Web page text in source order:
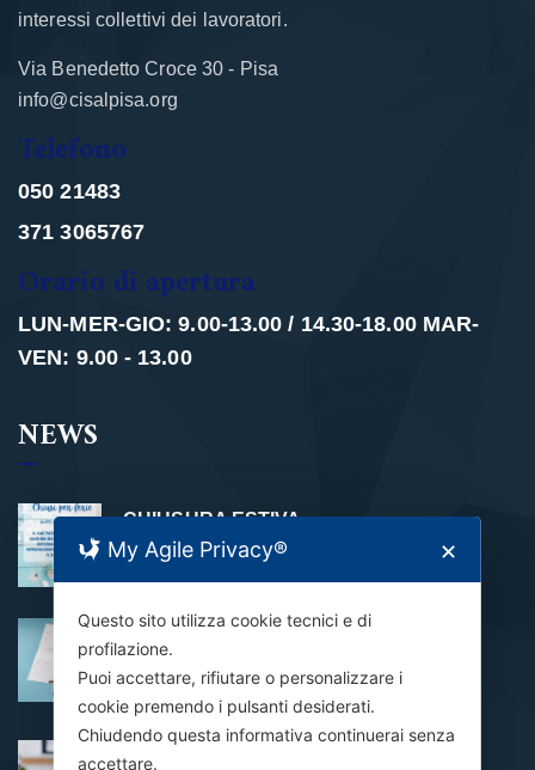
interessi collettivi dei lavoratori.
Via Benedetto Croce 30 - Pisa
info@cisalpisa.org
Telefono
050 21483
371 3065767
Orario di apertura
LUN-MER-GIO: 9.00-13.00 / 14.30-18.00 MAR-
VEN: 9.00 - 13.00
NEWS
CHIUSURA ESTIVA
31 Luglio 2026
Al via alle domande per il Bando
Contributo Affitto 2026
24 Luglio 2026
Domanda NASpI inviata: e adesso?
My Agile Privacy® ✕
Questo sito utilizza cookie tecnici e di
profilazione.
Puoi accettare, rifiutare o personalizzare i
cookie premendo i pulsanti desiderati.
Chiudendo questa informativa continuerai senza
accettare.